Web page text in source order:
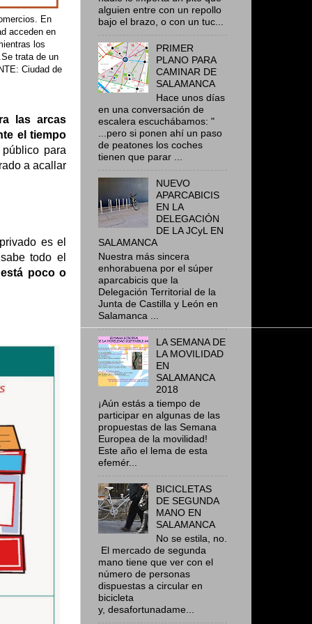
En
acceden en
los
trata de un
Ciudad de
las arcas
el tiempo
para
a acallar
es el
todo el
poco o
alguien entre con un repollo
bajo el brazo, o con un tuc...
PRIMER
PLANO PARA
CAMINAR DE
SALAMANCA
Hace unos días
en una conversación de
escalera escuchábamos: "
...pero si ponen ahí un paso
de peatones los coches
tienen que parar ...
NUEVO
APARCABICIS
EN LA
DELEGACIÓN
DE LA JCyL EN
SALAMANCA
Nuestra más sincera
enhorabuena por el súper
aparcabicis que la
Delegación Territorial de la
Junta de Castilla y León en
Salamanca ...
LA SEMANA DE
LA MOVILIDAD
EN
SALAMANCA
2018
¡Aún estás a tiempo de
participar en algunas de las
propuestas de las Semana
Europea de la movilidad!
Este año el lema de esta
efemér...
BICICLETAS
DE SEGUNDA
MANO EN
SALAMANCA
No se estila, no.
El mercado de segunda
mano tiene que ver con el
número de personas
dispuestas a circular en
bicicleta
y, desafortunadame...